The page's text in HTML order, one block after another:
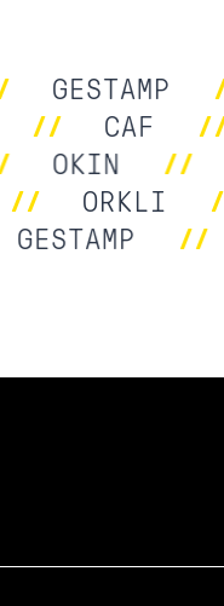
GESTAMP
// CAF
OKIN
ORKLI
GESTAMP